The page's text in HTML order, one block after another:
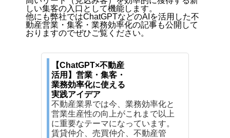
しい集客の入口として機能します。
他にも弊社ではChatGPTなどのAIを活用した不
動産営業・集客・業務効率化の記事も公開して
おりますのでぜひご覧ください。
【ChatGPT×不動産
活用】営業・集客・
業務効率化に使える
実践アイデア
不動産業界では今、業務効率化と
営業生産性の向上がこれまで以上
に重要なテーマになっています。
賃貸仲介、売買仲介、不動産管